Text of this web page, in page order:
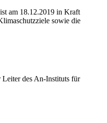
am 18.12.2019 in Kraft
sowie die
des An-Instituts für